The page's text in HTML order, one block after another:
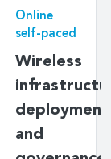
Online
self-paced
Wireless
deployment
and